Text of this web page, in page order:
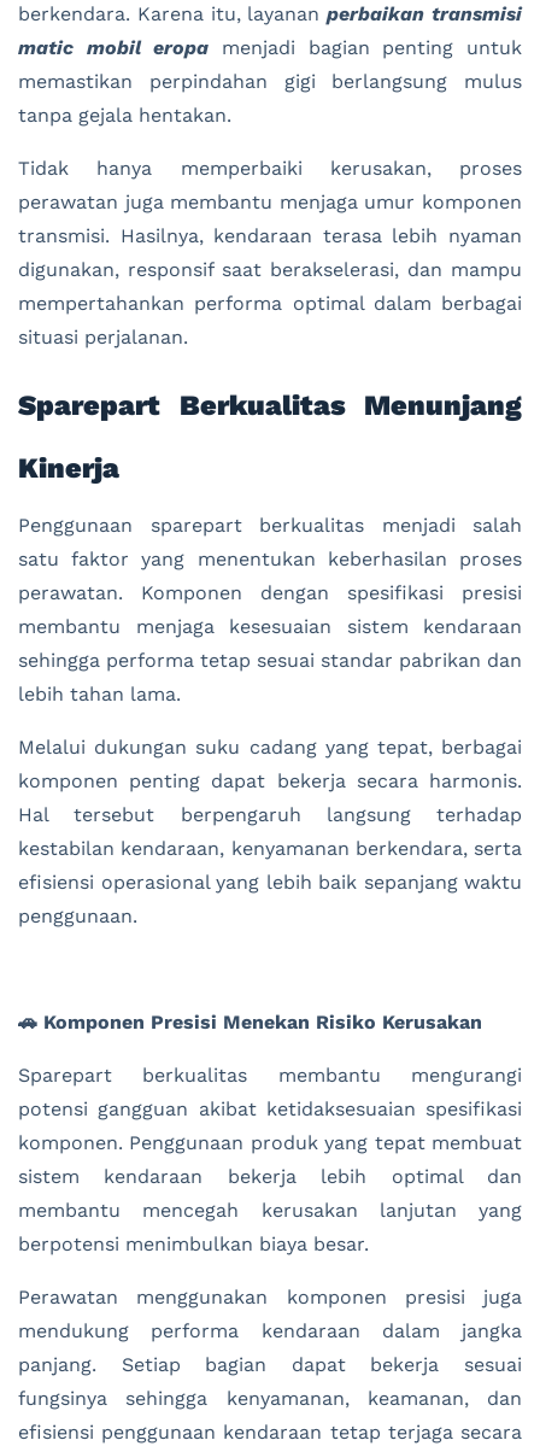
berkendara. Karena itu, layananperbaikan transmisi
matic mobil eropa menjadi bagian penting untuk
memastikan perpindahan gigi berlangsung mulus
tanpa gejala hentakan.
Tidak hanya memperbaiki kerusakan, proses
perawatan juga membantu menjaga umur komponen
transmisi. Hasilnya, kendaraan terasa lebih nyaman
digunakan, responsif saat berakselerasi, dan mampu
mempertahankan performa optimal dalam berbagai
situasi perjalanan.
Sparepart Berkualitas Menunjang
Kinerja
Penggunaan sparepart berkualitas menjadi salah
satu faktor yang menentukan keberhasilan proses
perawatan. Komponen dengan spesifikasi presisi
membantu menjaga kesesuaian sistem kendaraan
sehingga performa tetap sesuai standar pabrikan dan
lebih tahan lama.
Melalui dukungan suku cadang yang tepat, berbagai
komponen penting dapat bekerja secara harmonis.
Hal tersebut berpengaruh langsung terhadap
kestabilan kendaraan, kenyamanan berkendara, serta
efisiensi operasional yang lebih baik sepanjang waktu
penggunaan.
🚗 Komponen Presisi Menekan Risiko Kerusakan
Sparepart berkualitas membantu mengurangi
potensi gangguan akibat ketidaksesuaian spesifikasi
komponen. Penggunaan produk yang tepat membuat
sistem kendaraan bekerja lebih optimal dan
membantu mencegah kerusakan lanjutan yang
berpotensi menimbulkan biaya besar.
Perawatan menggunakan komponen presisi juga
mendukung performa kendaraan dalam jangka
panjang. Setiap bagian dapat bekerja sesuai
fungsinya sehingga kenyamanan, keamanan, dan
efisiensi penggunaan kendaraan tetap terjaga secara